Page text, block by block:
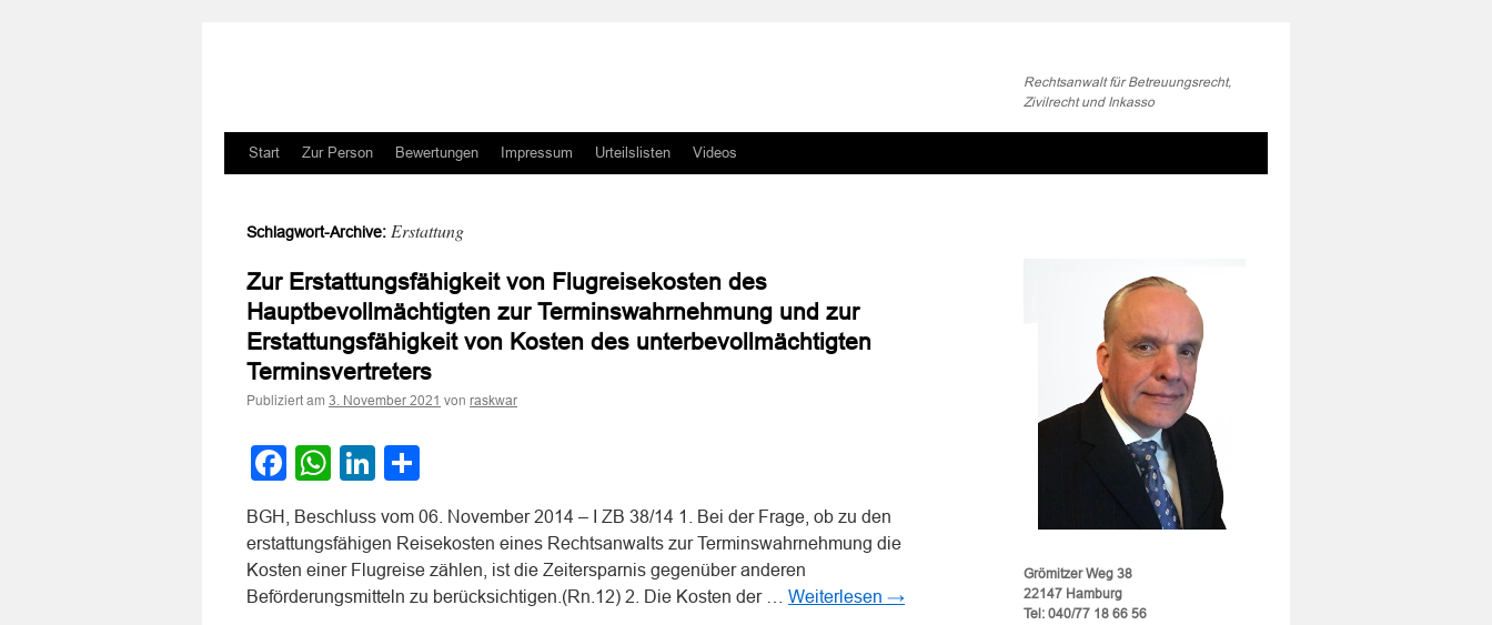
Rechtsanwalt für Betreuungsrecht,
Zivilrecht und Inkasso
Zum
springen
Start Zur Person Bewertungen Impressum Urteilslisten Videos
Schlagwort-Archive: Erstattung
Zur Erstattungsfähigkeit von Flugreisekosten des
Hauptbevollmächtigten zur Terminswahrnehmung und zur
Erstattungsfähigkeit von Kosten des unterbevollmächtigten
Terminsvertreters
Publiziert am 3. November 2021 von raskwar
Facebook
WhatsApp
LinkedIn
BGH, Beschluss vom 06. November 2014 – I ZB 38/14 1. Bei der Frage, ob zu den
erstattungsfähigen Reisekosten eines Rechtsanwalts zur Terminswahrnehmung die
Kosten einer Flugreise zählen, ist die Zeitersparnis gegenüber anderen
Beförderungsmitteln zu berücksichtigen.(Rn.12) 2. Die Kosten der … Weiterlesen →
Grömitzer Weg 38
22147 Hamburg
Tel: 040/77 18 66 56